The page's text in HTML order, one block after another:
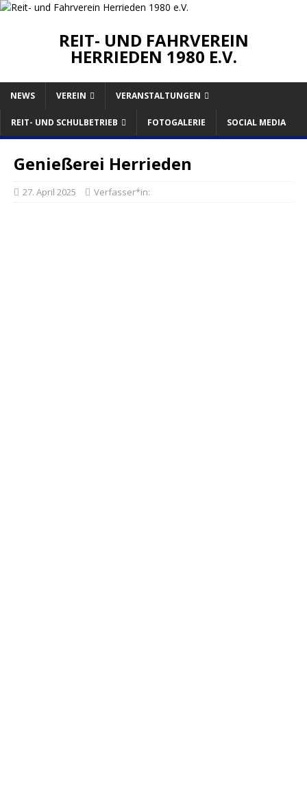
REIT- UND FAHRVEREIN
HERRIEDEN 1980 E.V.
NEWS VEREIN VERANSTALTUNGEN
REIT- UND SCHULBETRIEB FOTOGALERIE SOCIAL MEDIA
Genießerei Herrieden
27. April 2025 Verfasser*in: